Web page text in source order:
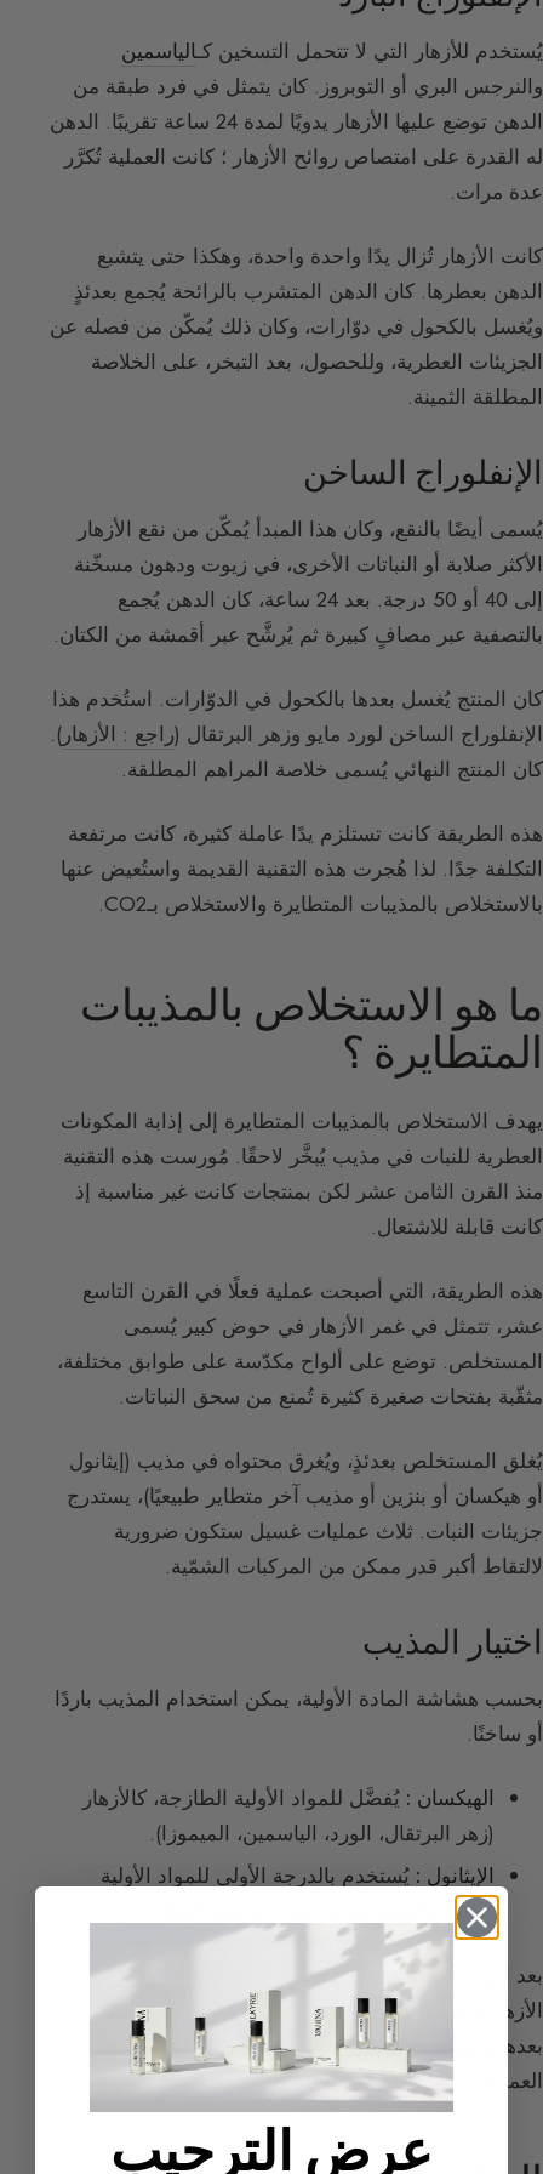
يُستخدم للأزهار التي لا تتحمل التسخين كـالياسمين
والنرجس البري أو التوبروز. كان يتمثل في فرد طبقة من
الدهن توضع عليها الأزهار يدويًا لمدة 24 ساعة تقريبًا. الدهن
له القدرة على امتصاص روائح الأزهار ؛ كانت العملية تُكرَّر
عدة مرات.
كانت الأزهار تُزال يدًا واحدة واحدة، وهكذا حتى يتشبع
الدهن بعطرها. كان الدهن المتشرب بالرائحة يُجمع بعدئذٍ
ويُغسل بالكحول في دوّارات، وكان ذلك يُمكّن من فصله عن
الجزيئات العطرية، وللحصول، بعد التبخر، على الخلاصة
المطلقة الثمينة.
الإنفلوراج الساخن
يُسمى أيضًا بالنقع، وكان هذا المبدأ يُمكّن من نقع الأزهار
الأكثر صلابة أو النباتات الأخرى، في زيوت ودهون مسخّنة
إلى 40 أو 50 درجة. بعد 24 ساعة، كان الدهن يُجمع
بالتصفية عبر مصافٍ كبيرة ثم يُرشَّح عبر أقمشة من الكتان.
كان المنتج يُغسل بعدها بالكحول في الدوّارات. استُخدم هذا
الإنفلوراج الساخن لورد مايو وزهر البرتقال (راجع : الأزهار).
كان المنتج النهائي يُسمى خلاصة المراهم المطلقة.
هذه الطريقة كانت تستلزم يدًا عاملة كثيرة، كانت مرتفعة
التكلفة جدًا. لذا هُجرت هذه التقنية القديمة واستُعيض عنها
بالاستخلاص بالمذيبات المتطايرة والاستخلاص بـCO2.
ما هو الاستخلاص بالمذيبات
المتطايرة ؟
يهدف الاستخلاص بالمذيبات المتطايرة إلى إذابة المكونات
العطرية للنبات في مذيب يُبخَّر لاحقًا. مُورست هذه التقنية
منذ القرن الثامن عشر لكن بمنتجات كانت غير مناسبة إذ
كانت قابلة للاشتعال.
هذه الطريقة، التي أصبحت عملية فعلًا في القرن التاسع
عشر، تتمثل في غمر الأزهار في حوض كبير يُسمى
المستخلص. توضع على ألواح مكدّسة على طوابق مختلفة،
مثقّبة بفتحات صغيرة كثيرة تُمنع من سحق النباتات.
يُغلق المستخلص بعدئذٍ، ويُغرق محتواه في مذيب (إيثانول
أو هيكسان أو بنزين أو مذيب آخر متطاير طبيعيًا)، يستدرج
جزيئات النبات. ثلاث عمليات غسيل ستكون ضرورية
لالتقاط أكبر قدر ممكن من المركبات الشمّية.
اختيار المذيب
بحسب هشاشة المادة الأولية، يمكن استخدام المذيب باردًا
أو ساخنًا.
الهيكسان : يُفضَّل للمواد الأولية الطازجة، كالأزهار
(زهر البرتقال، الورد، الياسمين، الميموزا).
الإيثانول : يُستخدم بالدرجة الأولى للمواد الأولية
الجافة والصموغ والراتنجات وشمع النحل.
بعد انتهاء العملية، يُعصَر محتوى الأقسام التي توضع فيها
الأزهار والنباتات ثم يُخرَج من المستخلص. يُجمع المذيب
بعدها ويُسخَّن تحت فراغ، ويُعاد تدويره أيضًا في نهاية
العملية.
عرض الترحيب